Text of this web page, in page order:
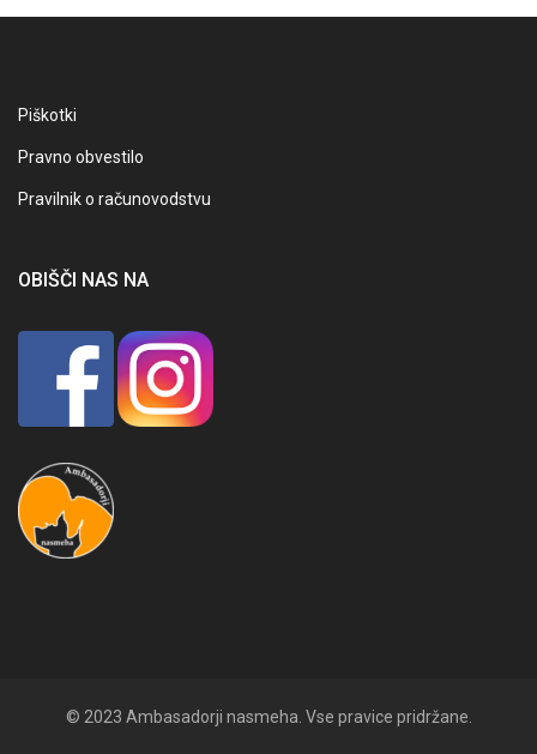
Piškotki
Pravno obvestilo
Pravilnik o računovodstvu
OBIŠČI NAS NA
© 2023 Ambasadorji nasmeha. Vse pravice pridržane.